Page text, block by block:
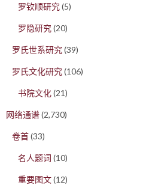
罗钦顺研究(5)
罗隐研究(20)
罗氏世系研究(39)
罗氏文化研究(106)
书院文化(21)
网络通谱(2,730)
卷首(33)
名人题词 (10)
重要图文(12)